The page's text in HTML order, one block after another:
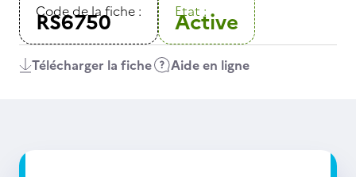
Code de la fiche :
RS6750 Etat :
Active
Télécharger la fiche Aide en ligne